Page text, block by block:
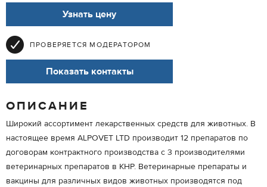
Узнать цену
ПРОВЕРЯЕТСЯ МОДЕРАТОРОМ
Показать контакты
ОПИСАНИЕ
Широкий ассортимент лекарственных средств для животных. В
настоящее время ALPOVET LTD производит 12 препаратов по
договорам контрактного производства с 3 производителями
ветеринарных препаратов в КНР. Ветеринарные препараты и
вакцины для различных видов животных производятся под